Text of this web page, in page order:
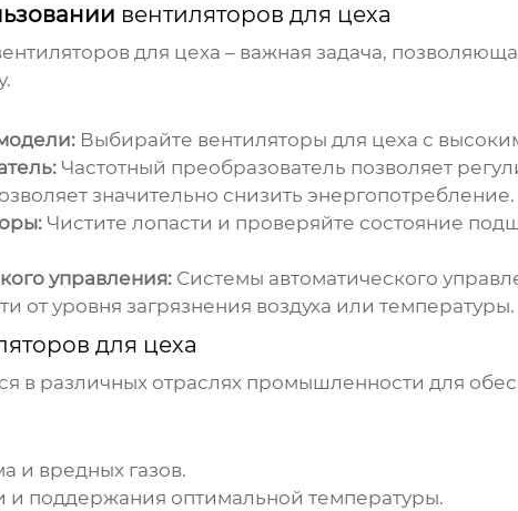
вентиляторов для цеха
для цеха – важная задача,
Выбирайте вентиляторы для цеха с
Частотный преобразователь позволяет
значительно снизить энергопотребление.
Чистите лопасти и проверяйте состояние
управления:Системы автоматического
от уровня загрязнения воздуха или температуры.
для цеха
в различных отраслях промышленности для
и вредных газов.
поддержания оптимальной температуры.